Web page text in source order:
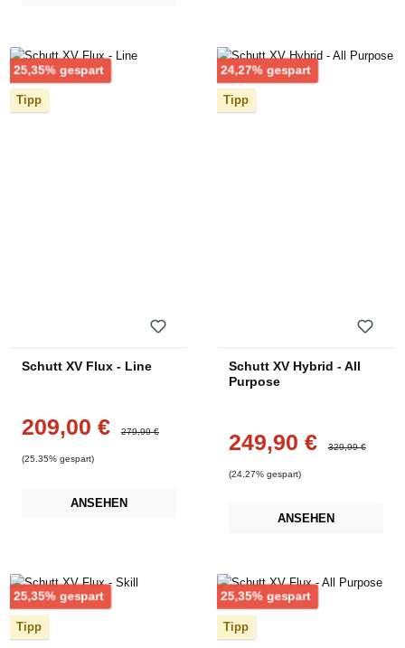
25,35% gespartRabatt
Tipp
Schutt XV Flux - Line
Verkaufspreis:
209,00 € 279,99 €
(25.35% gespart)
ANSEHEN
24,27% gespartRabatt
Tipp
Schutt XV Hybrid - All
Purpose
Verkaufspreis:
249,90 € 329,99 €
(24.27% gespart)
ANSEHEN
25,35% gespartRabatt
Tipp
25,35% gespartRabatt
Tipp